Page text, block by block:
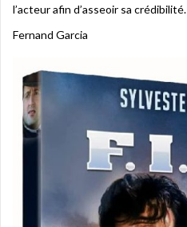
l’acteur afin d’asseoir sa crédibilité.
Fernand Garcia